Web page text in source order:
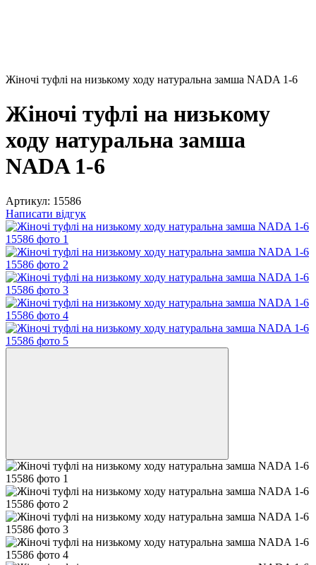
Жіночі туфлі на низькому ходу натуральна замша NADA 1-6
Жіночі туфлі на низькому
ходу натуральна замша
NADA 1-6
Артикул: 15586
Написати відгук